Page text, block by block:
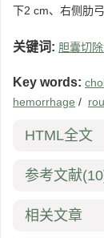
下2 cm、右侧肋
关键词: 胆囊切
Key words:
hemorrhage /
HTML全文
参考文献
相关文章